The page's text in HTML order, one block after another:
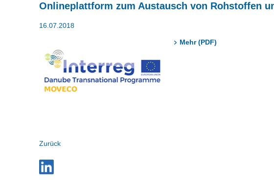
Onlineplattform zum Austausch von Rohstoffen
16.07.2018
Mehr (PDF)
Zurück